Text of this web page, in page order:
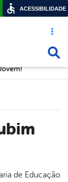
Acesso
de Educação
ACESSIBILIDADE